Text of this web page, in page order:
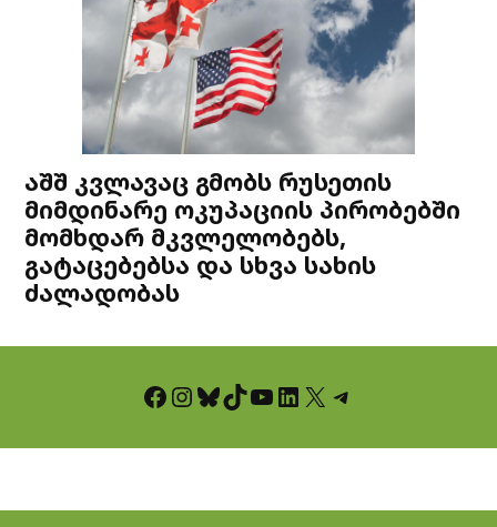
აშშ კვლავაც გმობს რუსეთის
მიმდინარე ოკუპაციის პირობებში
მომხდარ მკვლელობებს,
გატაცებებსა და სხვა სახის
ძალადობას
Facebook InstagramBluesky TikTok YouTube LinkedIn X Telegram